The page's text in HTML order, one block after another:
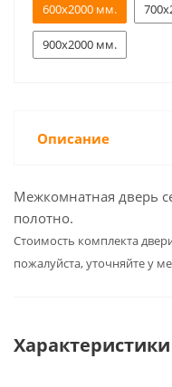
600x2000 мм.
900x2000 мм.
Описание
Межкомнатная дверь
полотно.
Cтоимость комплекта
пожалуйста, уточняйте у
Характеристики